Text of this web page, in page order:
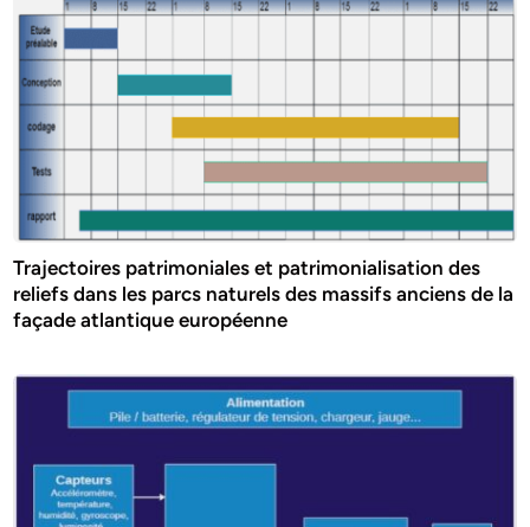
Trajectoires patrimoniales et patrimonialisation des
reliefs dans les parcs naturels des massifs anciens de la
façade atlantique européenne